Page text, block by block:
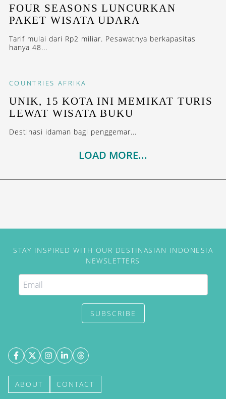
FOUR SEASONS LUNCURKAN
PAKET WISATA UDARA
Tarif mulai dari Rp2 miliar. Pesawatnya berkapasitas
hanya 48...
COUNTRIES AFRIKA
UNIK, 15 KOTA INI MEMIKAT TURIS
LEWAT WISATA BUKU
Destinasi idaman bagi penggemar...
LOAD MORE...
STAY INSPIRED WITH OUR DESTINASIAN INDONESIA
NEWSLETTERS
SUBSCRIBE
ABOUT CONTACT